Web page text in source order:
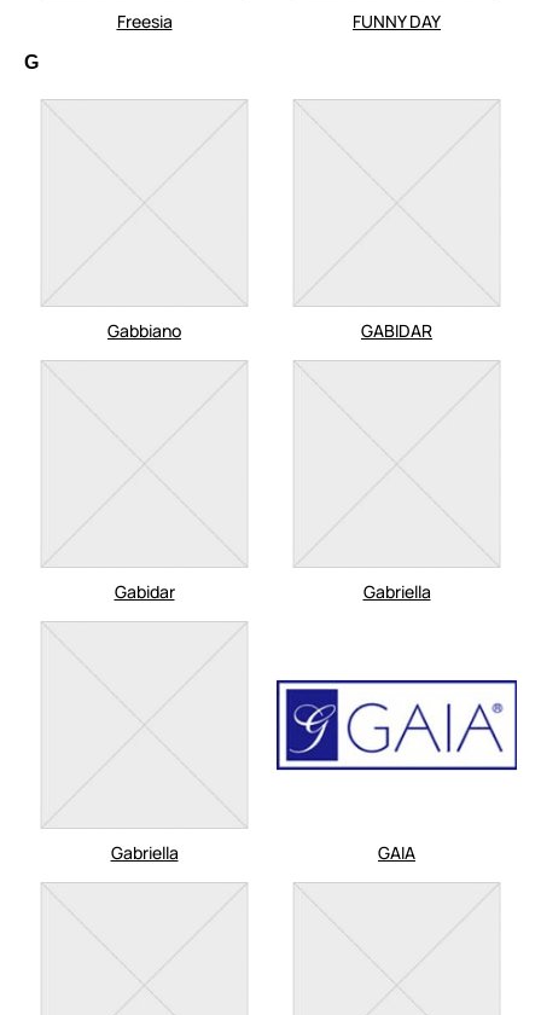
Freesia FUNNY DAY
G
Gabbiano GABIDAR
Gabidar Gabriella
Gabriella GAIA